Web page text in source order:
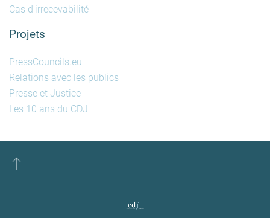
Cas d'irrecevabilité
Projets
PressCouncils.eu
Relations avec les publics
Presse et Justice
Les 10 ans du CDJ